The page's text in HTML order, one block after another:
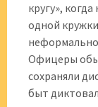
кругу»,
одной
Офицеры
сохраняли
быт